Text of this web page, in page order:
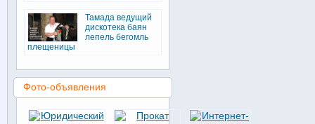
Тамада ведущий
дискотека баян
лепель бегомль
плещеницы
Фото-объявления